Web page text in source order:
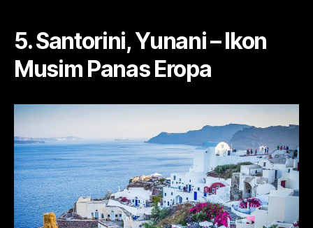
5. Santorini, Yunani – Ikon
Musim Panas Eropa